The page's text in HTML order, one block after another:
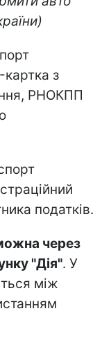
з
РНОКПП
податків.
через
"Дія". У
між